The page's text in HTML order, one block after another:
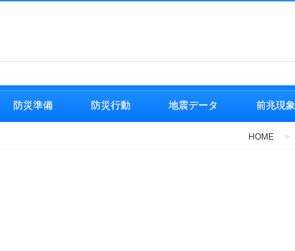
防災準備 防災行動 地震データ 前兆現象
HOME >